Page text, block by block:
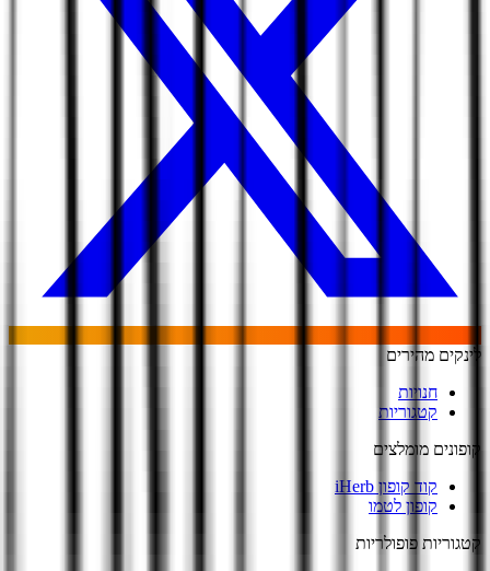
לינקים מהירים
חנויות
קטגוריות
קופונים מומלצים
קוד קופון iHerb
קופון לטמו
קטגוריות פופולריות